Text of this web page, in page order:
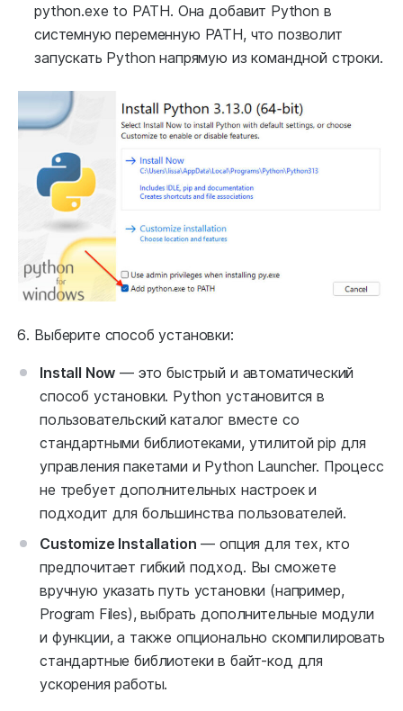
python.exe to PATH. Она добавит Python в
системную переменную PATH, что позволит
запускать Python напрямую из командной строки.
Выберите способ установки:
Install Now — это быстрый и автоматический
способ установки. Python установится в
пользовательский каталог вместе со
стандартными библиотеками, утилитой pip для
управления пакетами и Python Launcher. Процесс
не требует дополнительных настроек и
подходит для большинства пользователей.
Customize Installation — опция для тех, кто
предпочитает гибкий подход. Вы сможете
вручную указать путь установки (например,
Program Files), выбрать дополнительные модули
и функции, а также опционально скомпилировать
стандартные библиотеки в байт-код для
ускорения работы.